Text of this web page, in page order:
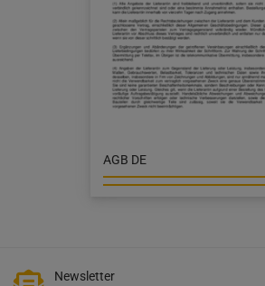
AGB DE
Newsletter